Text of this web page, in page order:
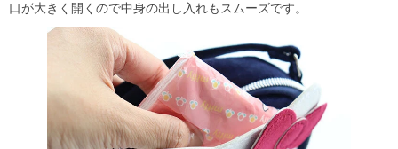
口が大きく開くので中身の出し入れもスムーズです。